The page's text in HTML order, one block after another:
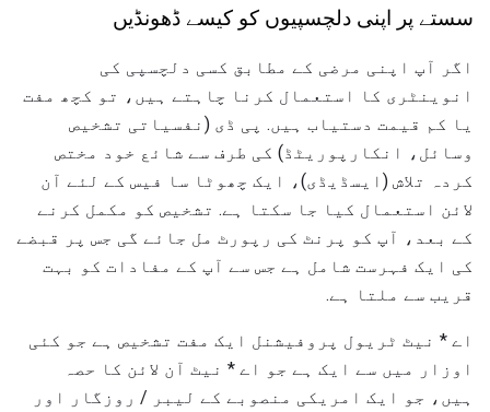
سستے پر اپنی دلچسپیوں کو کیسے ڈھونڈیں
اگر آپ اپنی مرضی کے مطابق کسی دلچسپی کی
انوینٹری کا استعمال کرنا چاہتے ہیں، تو کچھ مفت
یا کم قیمت دستیاب ہیں. پی ڈی (نفسیاتی تشخیص
وسائل، انکارپوریٹڈ) کی طرف سے شائع خود مختص
کردہ تلاش (ایسڈیڈی)، ایک چھوٹا سا فیس کے لئے آن
لائن استعمال کیا جا سکتا ہے. تشخیص کو مکمل کرنے
کے بعد، آپ کو پرنٹ کی رپورٹ مل جائے گی جس پر قبضے
کی ایک فہرست شامل ہے جس سے آپ کے مفادات کو بہت
قریب سے ملتا ہے.
اے * نیٹ ٹریول پروفیشنل ایک مفت تشخیص ہے جو کئی
اوزار میں سے ایک ہے جو اے * نیٹ آن لائن کا حصہ
ہیں، جو ایک امریکی منصوبے کے لیبر / روزگار اور